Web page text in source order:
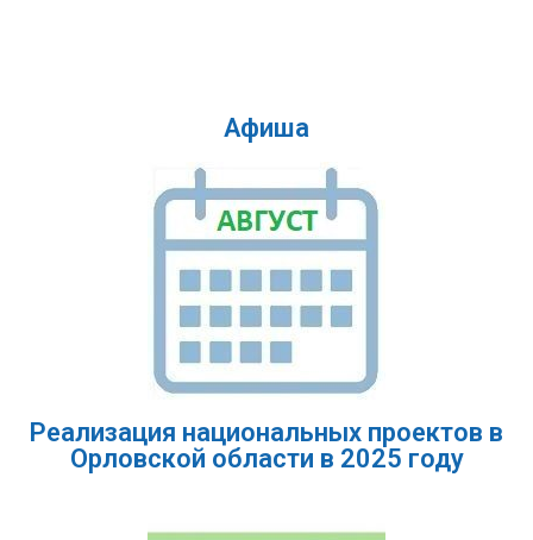
Афиша
Реализация национальных проектов в
Орловской области в 2025 году